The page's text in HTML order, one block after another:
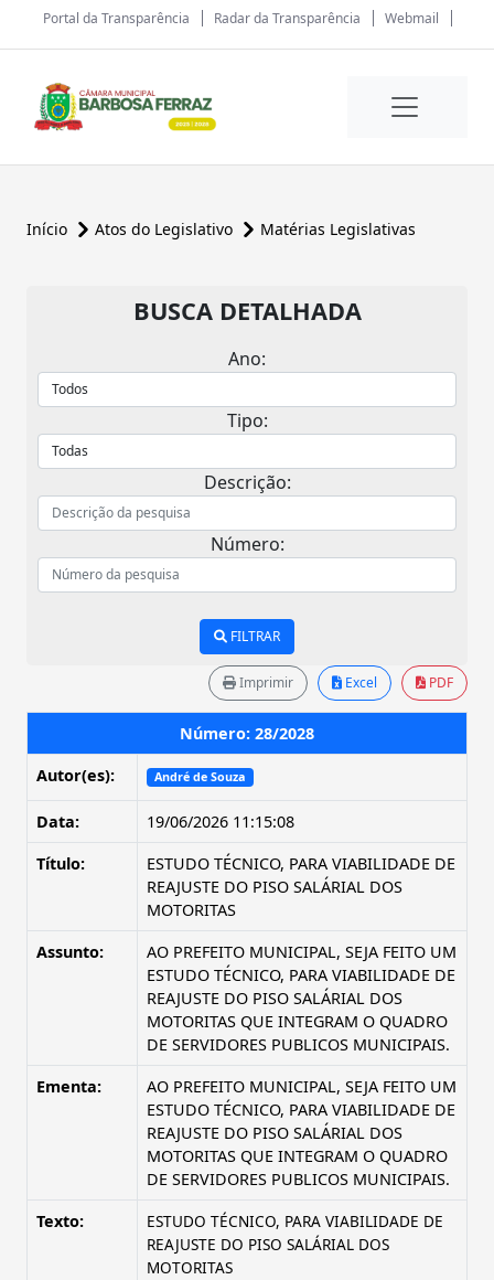
Portal da Transparência Radar da Transparência Webmail
Início Atos do Legislativo Matérias Legislativas
BUSCA DETALHADA
Ano:
Tipo:
Descrição:
Número:
FILTRAR
Imprimir Excel PDF
Número: 28/2028
Autor(es):
André de Souza
Data:
19/06/2026 11:15:08
Título:
ESTUDO TÉCNICO, PARA VIABILIDADE DE
REAJUSTE DO PISO SALÁRIAL DOS
MOTORITAS
Assunto:
AO PREFEITO MUNICIPAL, SEJA FEITO UM
ESTUDO TÉCNICO, PARA VIABILIDADE DE
REAJUSTE DO PISO SALÁRIAL DOS
MOTORITAS QUE INTEGRAM O QUADRO
DE SERVIDORES PUBLICOS MUNICIPAIS.
Ementa:
AO PREFEITO MUNICIPAL, SEJA FEITO UM
ESTUDO TÉCNICO, PARA VIABILIDADE DE
REAJUSTE DO PISO SALÁRIAL DOS
MOTORITAS QUE INTEGRAM O QUADRO
DE SERVIDORES PUBLICOS MUNICIPAIS.
Texto:
ESTUDO TÉCNICO, PARA VIABILIDADE DE
REAJUSTE DO PISO SALÁRIAL DOS
MOTORITAS